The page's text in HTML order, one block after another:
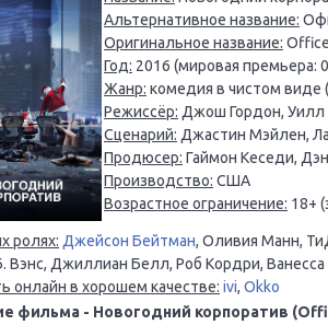
Альтернативное название:
Оригинальное название:
Год: 2016 (мировая премьера:
Жанр: комедия в чистом виде
Режиссёр: Джош Гордон, Уилл
Сценарий: Джастин Мэйлен,
Продюсер: Гаймон Кеседи,
Производство: США
Возрастное ограничение: 18+
ролях: Джейсон Бейтман, Оливия Манн,
Вэнс, Джиллиан Белл, Роб Кордри,
онлайн в хорошем качестве: ivi, Okko
фильма - Новогодний корпоратив